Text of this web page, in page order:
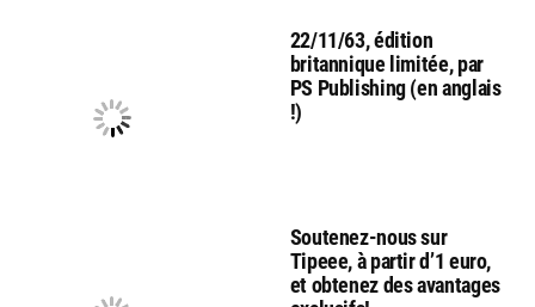
22/11/63, édition
britannique limitée, par
PS Publishing (en anglais
!)
Soutenez-nous sur
Tipeee, à partir d’1 euro,
et obtenez des avantages